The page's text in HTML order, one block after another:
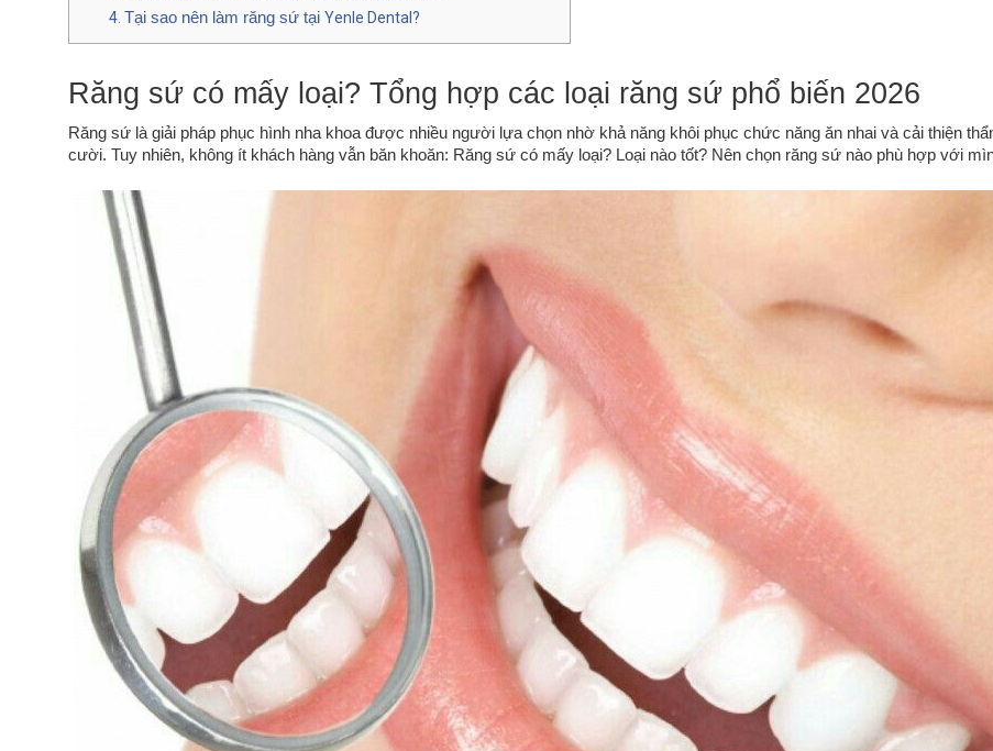
Tại sao nên làm răng sứ tại Yenle Dental?
Răng sứ có mấy loại? Tổng hợp các loại răng sứ phổ biến 2026
Răng sứ là giải pháp phục hình nha khoa được nhiều người lựa chọn nhờ khả năng khôi phục chức năng ăn nhai và cải thiện
cười. Tuy nhiên, không ít khách hàng vẫn băn khoăn: Răng sứ có mấy loại? Loại nào tốt? Nên chọn răng sứ nào phù hợp với